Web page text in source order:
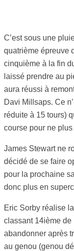
C’est sous une
quatrième épreuve
cinquième à la fin
laissé prendre au
aura réussi à
Davi Millsaps. Ce
réduite à 15 tours)
course pour ne plus
James Stewart ne
décidé de se faire
pour la prochaine
donc plus en
Eric Sorby réalise
classant 14ième
abandonner après
au genou (genou